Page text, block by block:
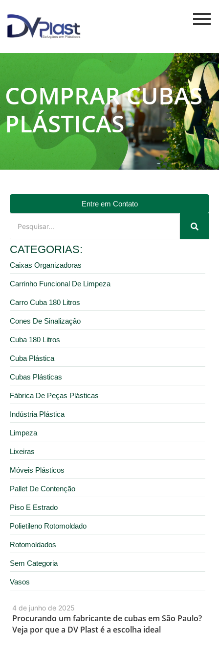
COMPRAR CUBAS
PLÁSTICAS
4 de junho de 2025
Procurando um fabricante de cubas em São Paulo?
Veja por que a DV Plast é a escolha ideal
Entre em Contato
CATEGORIAS:
Caixas Organizadoras
Carrinho Funcional De Limpeza
Carro Cuba 180 Litros
Cones De Sinalização
Cuba 180 Litros
Cuba Plástica
Cubas Plásticas
Fábrica De Peças Plásticas
Indústria Plástica
Limpeza
Lixeiras
Móveis Plásticos
Pallet De Contenção
Piso E Estrado
Polietileno Rotomoldado
Rotomoldados
Sem Categoria
Vasos